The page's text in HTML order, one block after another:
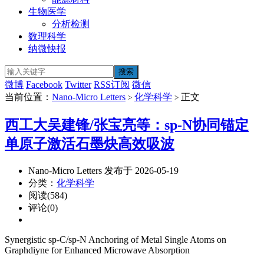
生物医学
分析检测
数理科学
纳微快报
微博 Facebook Twitter RSS订阅 微信
当前位置： Nano-Micro Letters > 化学科学 > 正文
西工大吴建锋/张宝亮等：sp-N协同锚定
单原子激活石墨炔高效吸波
Nano-Micro Letters 发布于 2026-05-19
分类： 化学科学
阅读(584)
评论(0)
Synergistic sp‑C/sp‑N Anchoring of Metal Single Atoms on
Graphdiyne for Enhanced Microwave Absorption